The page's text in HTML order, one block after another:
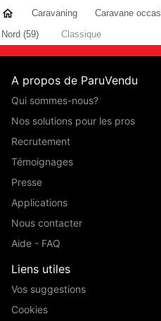
Caravaning Caravane
Nord (59)
Classique
A propos de ParuVendu
Qui sommes-nous?
Nos solutions pour les pros
Recrutement
Témoignages
Presse
Applications
Nous contacter
Aide - FAQ
Liens utiles
Vos suggestions
Cookies